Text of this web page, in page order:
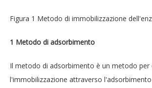
Figura 1 Metodo di immobilizzazione
1 Metodo di adsorbimento
Il metodo di adsorbimento è un metodo per
l'immobilizzazione attraverso